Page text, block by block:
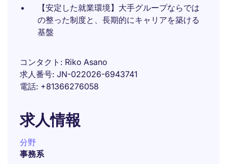
【安定した就業環境】大手グループならでは
の整った制度と、長期的にキャリアを築ける
基盤
コンタクト
Riko Asano
求人番号 JN-022026-6943741
電話 +81366276058
求人情報
分野
事務系